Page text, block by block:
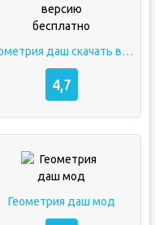
геометрия даш скачать взлоmанную версию бесплатно
4,7
Геометрия даш мод